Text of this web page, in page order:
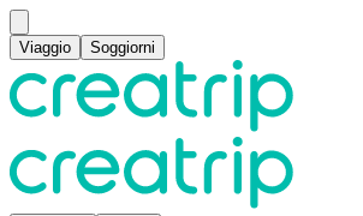
Viaggio Soggiorni